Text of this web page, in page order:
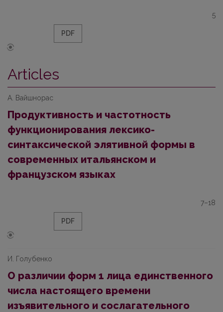
5
PDF
Articles
А. Вайшнорас
Продуктивность и частотность
функционирования лексико-
синтаксической элятивной формы в
современных итальянском и
французском языках
7–18
PDF
И. Голубенко
О различии форм 1 лица единственного
числа настоящего времени
изъявительного и сослагательного